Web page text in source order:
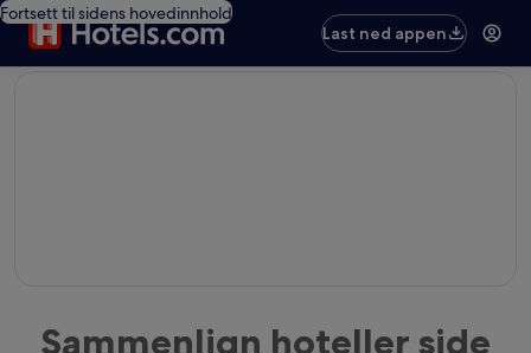
Fortsett til sidens hovedinnhold
Last ned appen
Sammenlign hoteller side